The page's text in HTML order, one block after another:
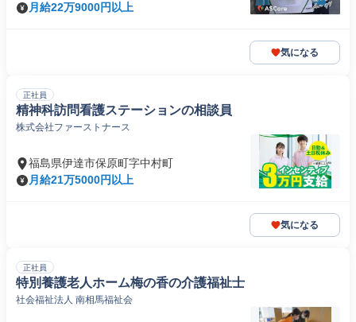
月給22万9000円以上
気になる
正社員
精神科訪問看護ステーションの相談員
株式会社ファーストナース
福島県伊達市保原町字中村町
月給21万5000円以上
気になる
正社員
特別養護老人ホーム梅の香の介護福祉士
社会福祉法人 南相馬福祉会